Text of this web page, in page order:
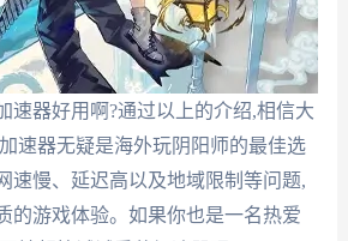
速器好用啊?通过以上的介绍,相信大
速器无疑是海外玩阴阳师的最佳选
速慢、延迟高以及地域限制等问题,
的游戏体验。如果你也是一名热爱